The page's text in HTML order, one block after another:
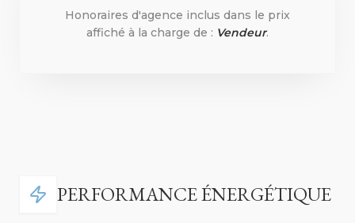
Honoraires d'agence inclus dans le prix
affiché à la charge de : Vendeur.
PERFORMANCE ÉNERGÉTIQUE